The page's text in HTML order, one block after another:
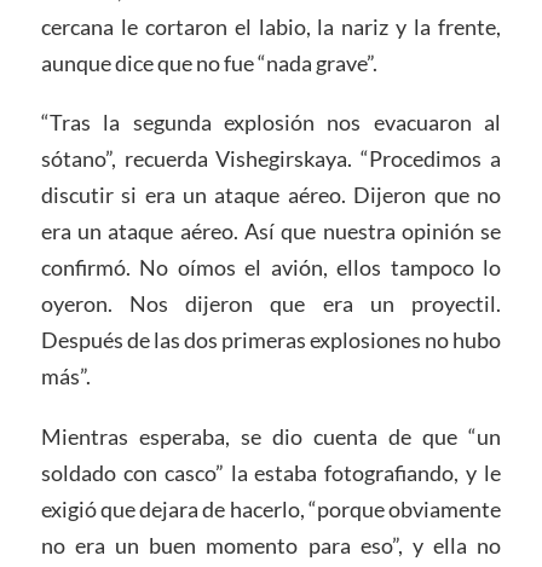
cercana le cortaron el labio, la nariz y la frente,
aunque dice que no fue “nada grave”.
“Tras la segunda explosión nos evacuaron al
sótano”, recuerda Vishegirskaya. “Procedimos a
discutir si era un ataque aéreo. Dijeron que no
era un ataque aéreo. Así que nuestra opinión se
confirmó. No oímos el avión, ellos tampoco lo
oyeron. Nos dijeron que era un proyectil.
Después de las dos primeras explosiones no hubo
más”.
Mientras esperaba, se dio cuenta de que “un
soldado con casco” la estaba fotografiando, y le
exigió que dejara de hacerlo, “porque obviamente
no era un buen momento para eso”, y ella no